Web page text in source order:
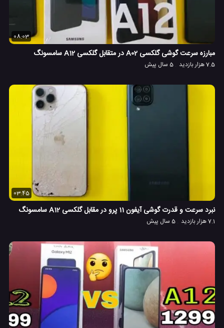
08:03
مبارزه سرعت گوشی گلکسی A02 در متقابل گلکسی A12 سامسونگ
7.5 هزار بازدید 5 سال پیش
03:45
نبرد سرعت و قدرت گوشی آیفون 11 پرو در مقابل گلکسی A12 سامسونگ
7.1 هزار بازدید 5 سال پیش